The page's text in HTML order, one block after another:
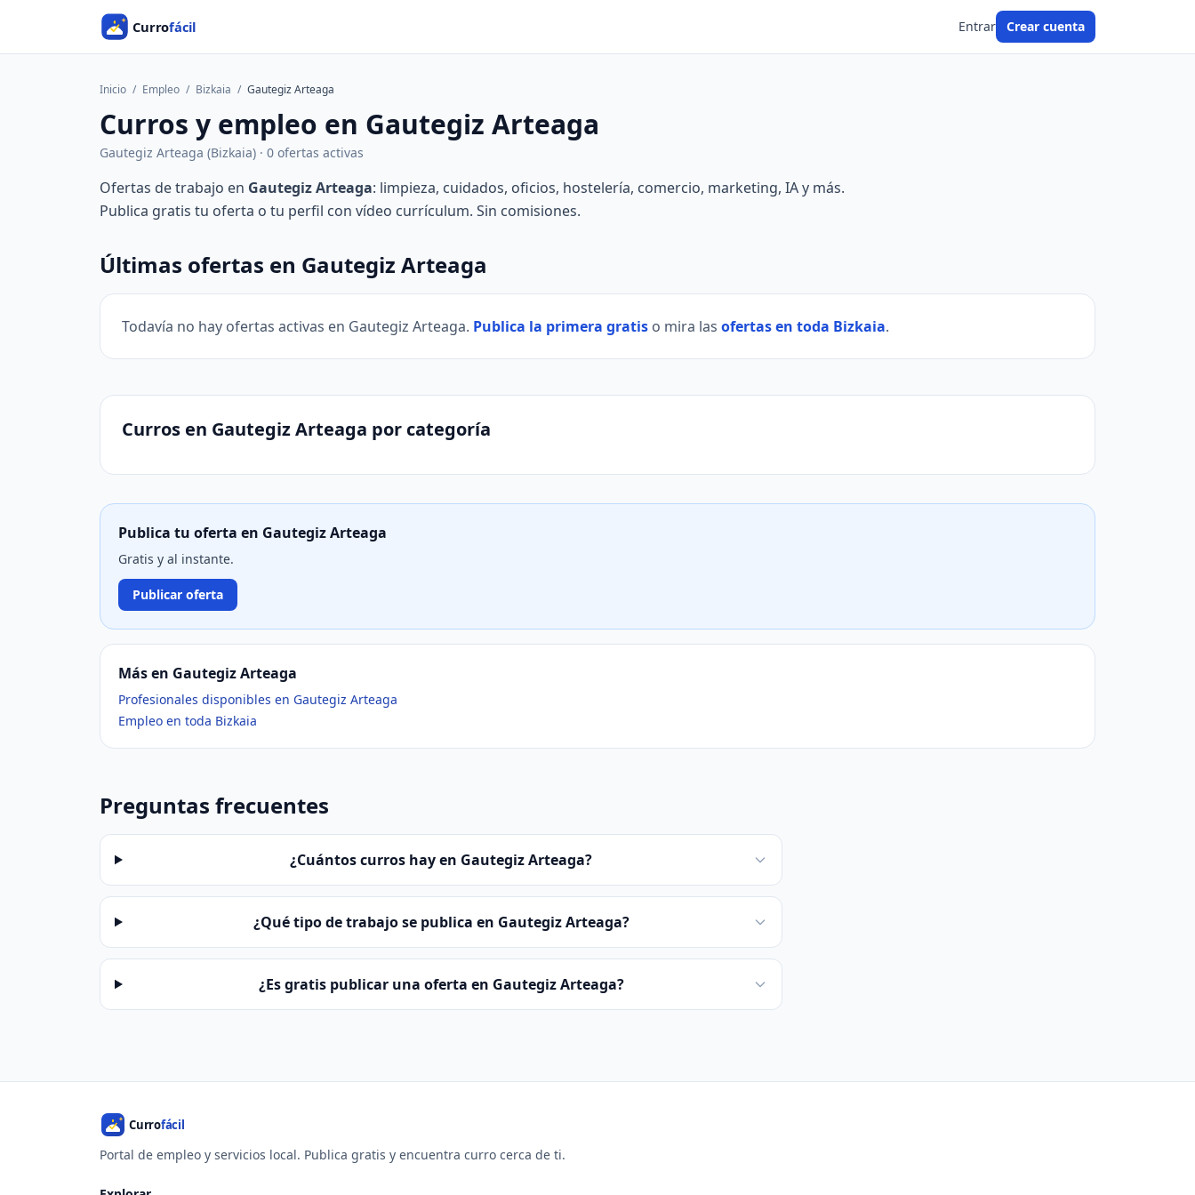
Entrar Crear cuenta
Inicio / Empleo / Bizkaia / Gautegiz Arteaga
Curros y empleo en Gautegiz Arteaga
Gautegiz Arteaga (Bizkaia) · 0 ofertas activas
Ofertas de trabajo en Gautegiz Arteaga: limpieza, cuidados, oficios, hostelería, comercio, marketing, IA y más.
Publica gratis tu oferta o tu perfil con vídeo currículum. Sin comisiones.
Últimas ofertas en Gautegiz Arteaga
Todavía no hay ofertas activas en Gautegiz Arteaga. Publica la primera gratis o mira las ofertas en toda Bizkaia.
Curros en Gautegiz Arteaga por categoría
Publica tu oferta en Gautegiz Arteaga
Gratis y al instante.
Publicar oferta
Más en Gautegiz Arteaga
Profesionales disponibles en Gautegiz Arteaga
Empleo en toda Bizkaia
Preguntas frecuentes
¿Cuántos curros hay en Gautegiz Arteaga?
¿Qué tipo de trabajo se publica en Gautegiz Arteaga?
¿Es gratis publicar una oferta en Gautegiz Arteaga?
Portal de empleo y servicios local. Publica gratis y encuentra curro cerca de ti.